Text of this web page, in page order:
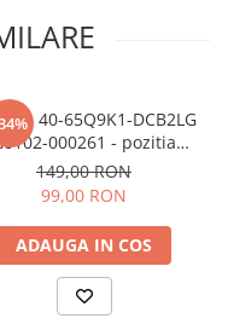
40-65Q9K1-DCB2LG
000261 - pozitia
GG522
149,00 RON
99,00 RON
ADAUGA IN COS